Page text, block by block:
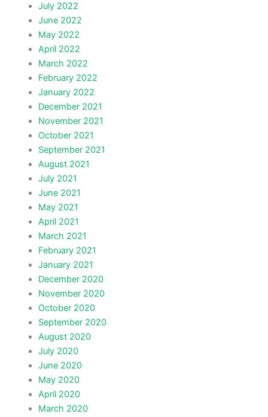
July 2022
June 2022
May 2022
April 2022
March 2022
February 2022
January 2022
December 2021
November 2021
October 2021
September 2021
August 2021
July 2021
June 2021
May 2021
April 2021
March 2021
February 2021
January 2021
December 2020
November 2020
October 2020
September 2020
August 2020
July 2020
June 2020
May 2020
April 2020
March 2020